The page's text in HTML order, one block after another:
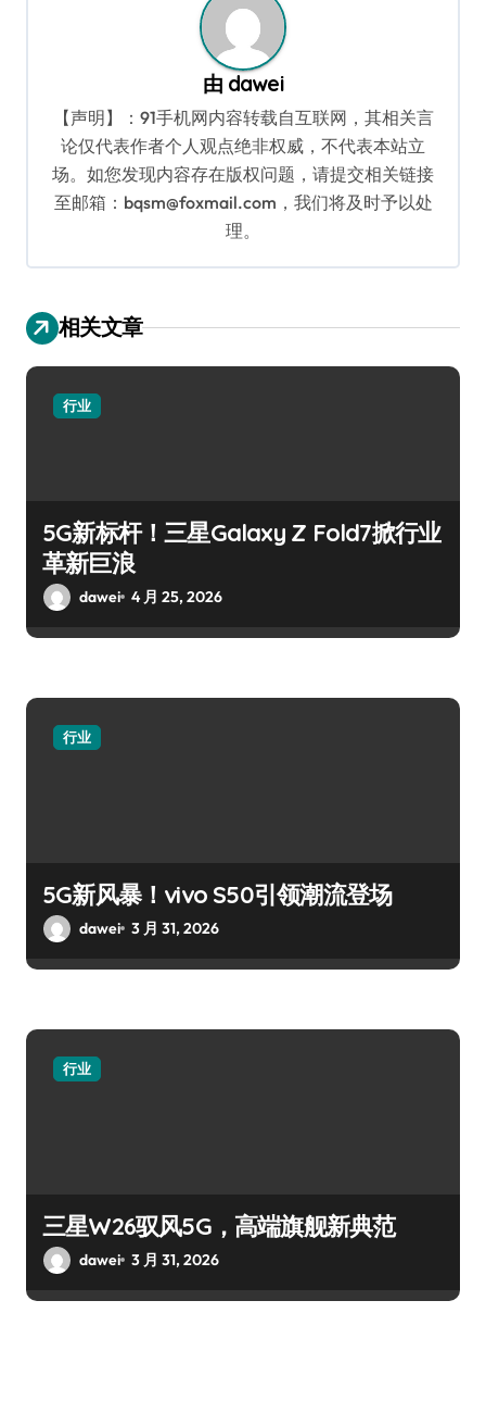
由 dawei
【声明】：91手机网内容转载自互联网，其相关言
论仅代表作者个人观点绝非权威，不代表本站立
场。如您发现内容存在版权问题，请提交相关链接
至邮箱：bqsm@foxmail.com，我们将及时予以处
理。
相关文章
行业
5G新标杆！三星Galaxy Z Fold7掀行业
革新巨浪
dawei 4 月 25, 2026
行业
5G新风暴！vivo S50引领潮流登场
dawei 3 月 31, 2026
行业
三星W26驭风5G，高端旗舰新典范
dawei 3 月 31, 2026